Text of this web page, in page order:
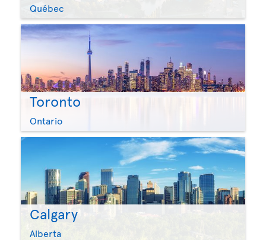
Québec
Toronto
Ontario
Calgary
Alberta